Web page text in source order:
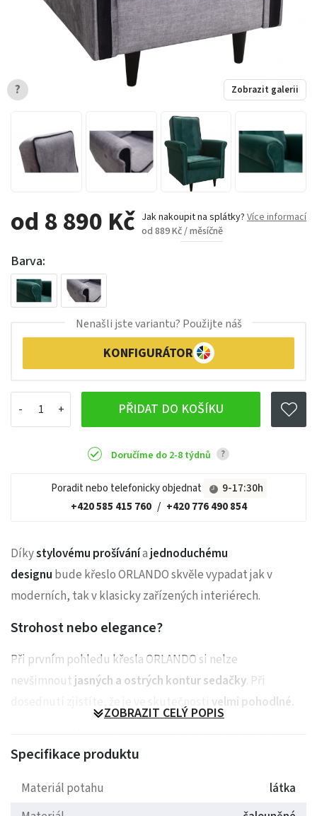
od 8 890 Kč Jak nakoupit na splátky? Více informací
od 889 Kč / měsíčně
Barva:
PŘIDAT DO KOŠÍKU
Nenašli jste variantu? Použijte náš
KONFIGURÁTOR
Doručíme do 2-8 týdnů ?
Poradit nebo telefonicky objednat
9-17:30h
+420 585 415 760 / +420 776 490 854
Zobrazit galerii
?
Díkystylovému prošíváníajednoduchému
designu bude křeslo ORLANDO skvěle vypadat jak v
moderních, tak v klasicky zařízených interiérech.
Strohost nebo elegance?
Při prvním pohledu křesla ORLANDO si nelze
nevšimnoutjasných a ostrých kontur sedačky. Při
dosednutí zjistíte, že je ve skutečnosti velmi pohodlné.
ale právě díky nekomplikovanému a nadčasovému
jednacího salonku.
ZOBRAZIT CELÝ POPIS
Specifikace produktu
Materiál potahu
látka